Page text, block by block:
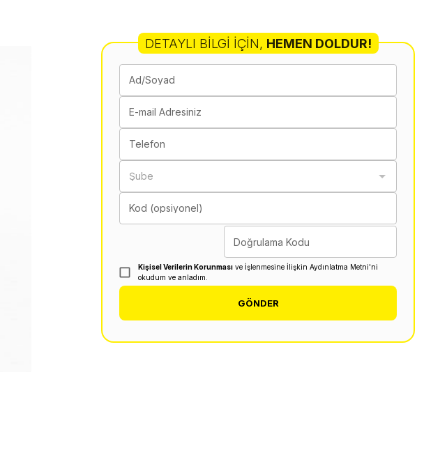
DETAYLI BILGI İÇIN, HEMEN DOLDUR!
Ad/Soyad
E-mail Adresiniz
Telefon
Şube
Kod (opsiyonel)
Doğrulama Kodu
Kişisel Verilerin Korunması ve İşlenmesine İlişkin Aydınlatma Metni'ni
okudum ve anladım.
GÖNDER